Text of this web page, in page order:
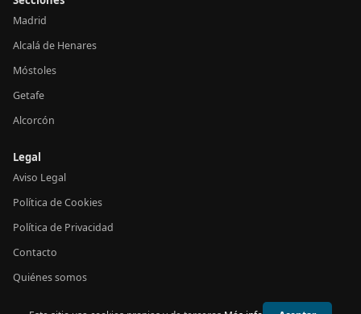
Madrid
Alcalá de Henares
Móstoles
Getafe
Alcorcón
Legal
Aviso Legal
Política de Cookies
Política de Privacidad
Contacto
Quiénes somos